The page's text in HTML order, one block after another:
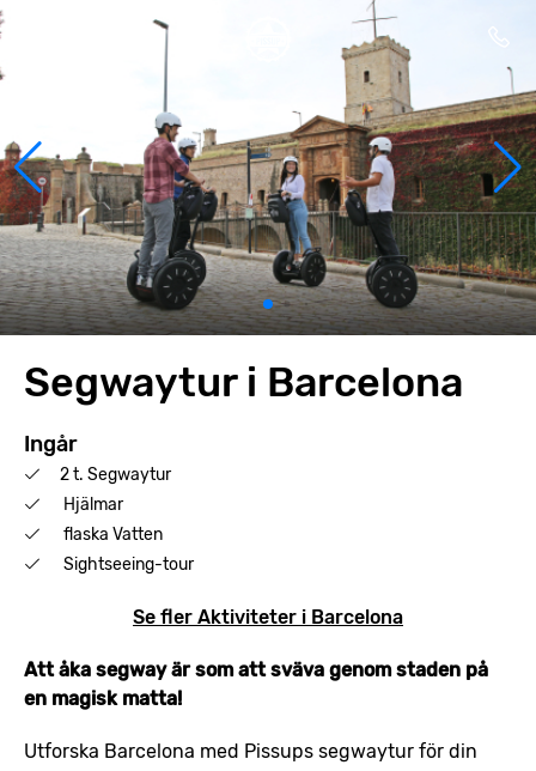
Segwaytur i Barcelona
Ingår
2 t. Segwaytur
Hjälmar
flaska Vatten
Sightseeing-tour
Se fler Aktiviteter i Barcelona
Att åka segway är som att sväva genom staden på
en magisk matta!
Utforska Barcelona med Pissups segwaytur för din